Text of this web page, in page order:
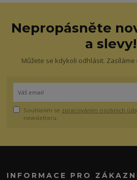
Nepropásněte
a slevy!
Můžete se kdykoli odhlásit.
Souhlasím se zpracováním osobních
newsletteru.
INFORMACE PRO